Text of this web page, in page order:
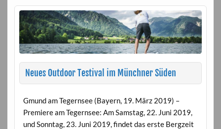
Neues Outdoor Testival im Münchner Süden
Gmund am Tegernsee (Bayern, 19. März 2019) –
Premiere am Tegernsee: Am Samstag, 22. Juni 2019,
und Sonntag, 23. Juni 2019, findet das erste Bergzeit